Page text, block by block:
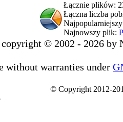
Łącznie plików:
Łączna liczba
Najnowszy plik:
copyright © 2002 - 2026 by
without warranties under
© Copyright 2012-